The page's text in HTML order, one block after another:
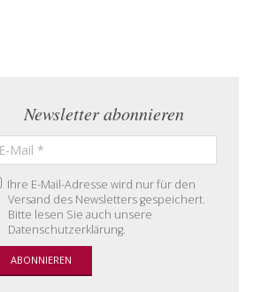
Newsletter abonnieren
Ihre E-Mail-Adresse wird nur für den
Versand des Newsletters gespeichert.
Bitte lesen Sie auch unsere
Datenschutzerklärung.